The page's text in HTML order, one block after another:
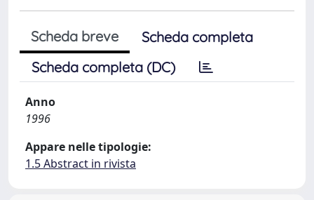
Scheda breve
Scheda completa
Scheda completa (DC)
Anno
1996
Appare nelle tipologie:
1.5 Abstract in rivista